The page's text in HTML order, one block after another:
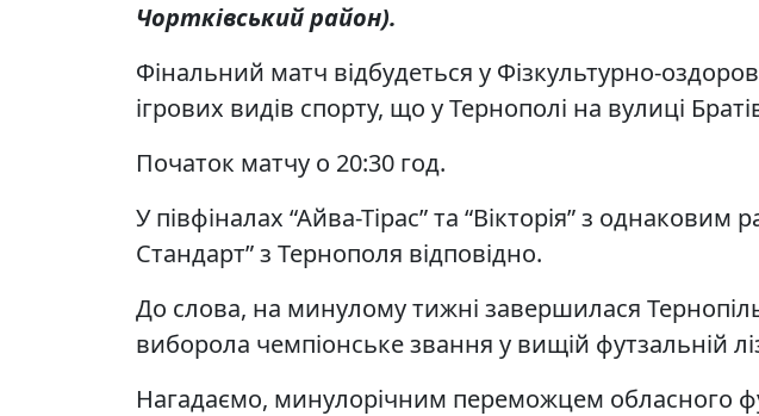
Чортківський район).
Фінальний матч відбудеться у Фізкультурно-
ігрових видів спорту, що у Тернополі на вулиці
Початок матчу о 20:30 год.
У півфіналах “Айва-Тірас” та “Вікторія” з
Стандарт” з Тернополя відповідно.
До слова, на минулому тижні завершилася
виборола чемпіонське звання у вищій футзальній
Нагадаємо, минулорічним переможцем обласного